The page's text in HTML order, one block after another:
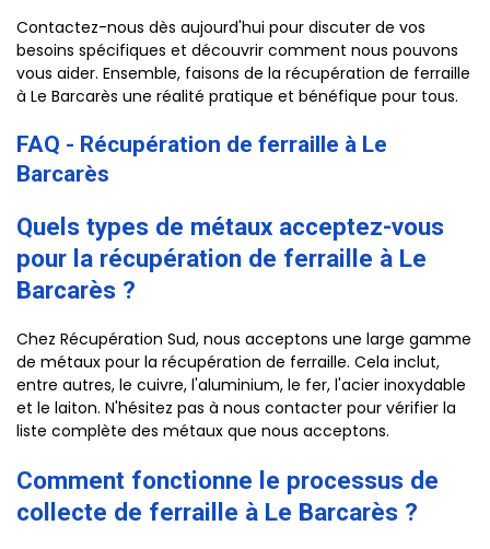
Contactez-nous dès aujourd'hui pour discuter de vos
besoins spécifiques et découvrir comment nous pouvons
vous aider. Ensemble, faisons de la récupération de ferraille
à Le Barcarès une réalité pratique et bénéfique pour tous.
FAQ - Récupération de ferraille à Le
Barcarès
Quels types de métaux acceptez-vous
pour la récupération de ferraille à Le
Barcarès ?
Chez Récupération Sud, nous acceptons une large gamme
de métaux pour la récupération de ferraille. Cela inclut,
entre autres, le cuivre, l'aluminium, le fer, l'acier inoxydable
et le laiton. N'hésitez pas à nous contacter pour vérifier la
liste complète des métaux que nous acceptons.
Comment fonctionne le processus de
collecte de ferraille à Le Barcarès ?